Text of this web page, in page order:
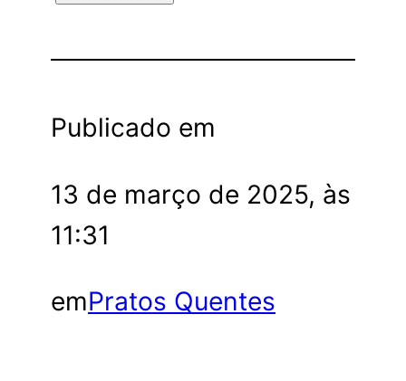
Publicado em
13 de março de 2025, às
11:31
emPratos Quentes